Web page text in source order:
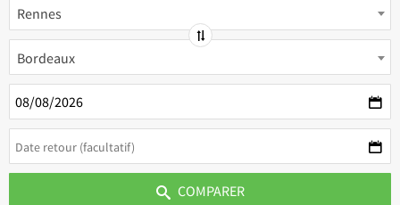
Rennes
Bordeaux
COMPARER